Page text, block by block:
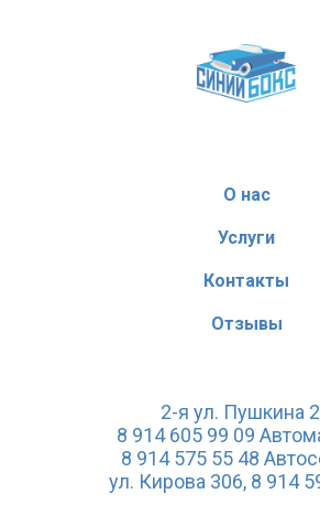
О нас
Услуги
Контакты
Отзывы
2-я ул. Пушкина
8 914 605 99 09
8 914 575 55 48
ул. Кирова 306, 8 914